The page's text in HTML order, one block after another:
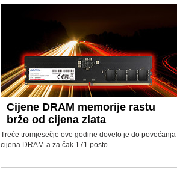
Cijene DRAM memorije rastu
brže od cijena zlata
Treće tromjesečje ove godine dovelo je do povećanja
cijena DRAM-a za čak 171 posto.